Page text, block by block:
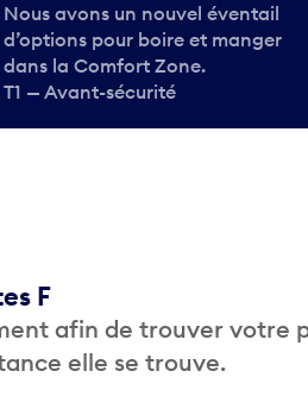
Nous avons un nouvel éventail
d’options pour boire et manger
dans la Comfort Zone.
T1 — Avant-sécurité
F
afin de trouver votre
elle se trouve.